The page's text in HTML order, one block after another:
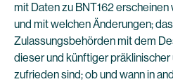
mit Daten zu BNT162 erscheinen
und mit welchen Änderungen;
Zulassungsbehörden mit dem
dieser und künftiger
zufrieden sind; ob und wann in